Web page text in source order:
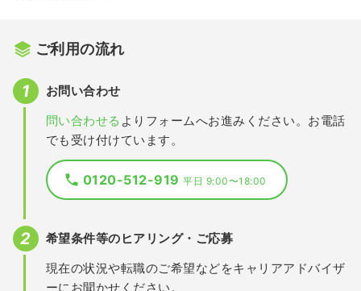
ご利用の流れ
お問い合わせ
問い合わせる よりフォームへお進みください。お電話
でも受け付けています。
0120-512-919平日 9:00〜18:00
希望条件等のヒアリング・ご応募
現在の状況や転職のご希望などをキャリアアドバイザ
ーにお聞かせください。